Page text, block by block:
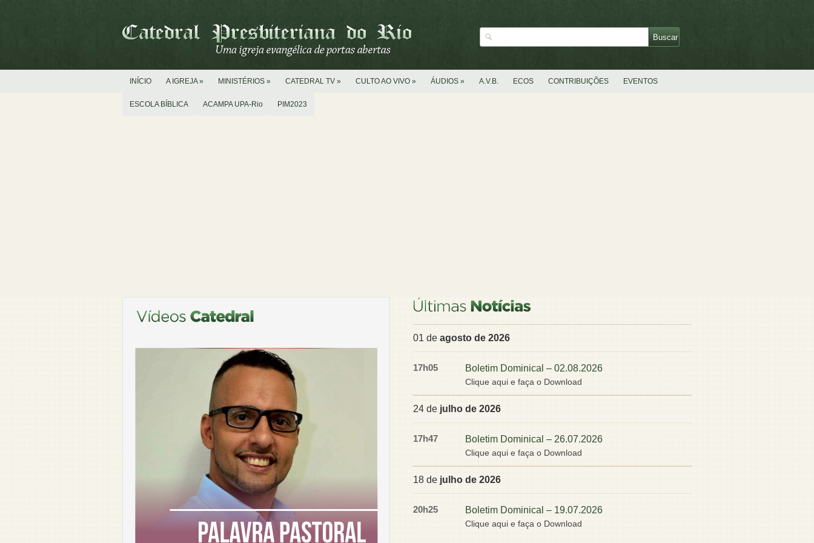
INÍCIO A IGREJA» MINISTÉRIOS » CATEDRAL TV » CULTO AO VIVO » ÁUDIOS » A.V.B. ECOS CONTRIBUIÇÕES EVENTOS
ESCOLA BÍBLICA ACAMPA UPA-Rio PIM2023
01 de agosto de 2026
17h05 Boletim Dominical – 02.08.2026
Clique aqui e faça o Download
24 de julho de 2026
17h47 Boletim Dominical – 26.07.2026
Clique aqui e faça o Download
18 de julho de 2026
20h25 Boletim Dominical – 19.07.2026
Clique aqui e faça o Download